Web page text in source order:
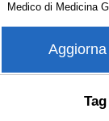
Medico di Medicina